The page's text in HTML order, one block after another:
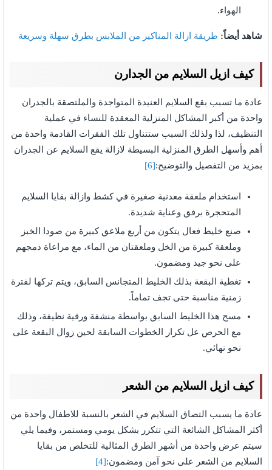
الهواء.
شاهد أيضاً: طريقة ازالة المناكير من الملابس بطرق سهلة وسريعة
كيف ازيل السلايم من الجدارن
عادة ما تسبب بقع السلايم العنيدة المتواجدة والملتصقة بالجدران
واحدة من أكبر المشاكل المنزلية المعقدة للنساء في عملية
التنظيف، لذا ولذلك السبب ستتناول تلك الفقرات القادمة واحدة من
أهم وأسهل الطرق المنزلية البسيطة لازالة يقع السلايم عن الجدران
بمزيد من التفصيل والتوضيح:[6]
استخدام ملعقة معدنية صغيرة في كشط وازالة بقايا السلايم
المتحجرة برفق وعناية شديدة.
صنع خليط فعال يتكون من أربع ملاعق كبيرة من صودا الخبز
وملعقة كبيرة من الخل وملعقتان من الماء، مع مراعاة دمجهم
على نحو جيد ومضمون.
تغطية البقعة بذلك الخليط المتجانس السابق، ويتم تركها لفترة
زمنية مناسبة حتى تجف تماماً.
مسح هذا الخليط السابق بواسطة منشفة ورقية نظيفة، وذلك
مع الحرص عل تكرار الخطوات السابقة لحين زوال البقعة على
نحو نهائي.
كيف ازيل السلايم من الشعر
عادة ما يسبب التصاق السلايم في الشعر بالنسبة للاطفال واحدة من
أكثر المشاكل الشائعة التي تتكرر بشكل يومي ومستمر، وفيما يلي
سيتم عرض واحدة من أشهر الطرق المثالية للتخلص من بقايا
السلايم من الشعر على نحو آمن ومضمون:[4]